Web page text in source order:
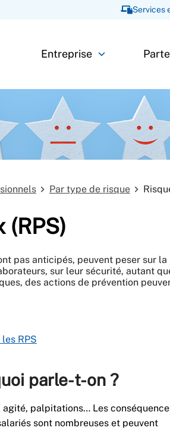
Services
Entreprise
Par type de risque
(RPS)
pas anticipés, peuvent peser sur la
sur leur sécurité, autant
des actions de prévention
RPS
parle-t-on ?
palpitations… Les
sont nombreuses et peuvent